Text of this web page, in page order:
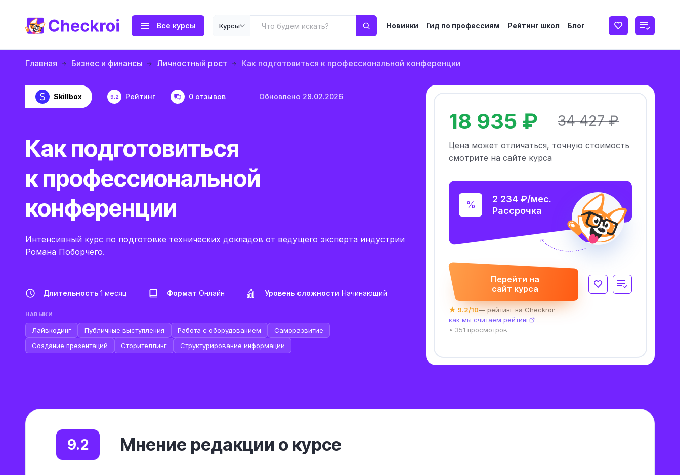
Все курсы Курсы Новинки Гид по профессиям Рейтинг школ Блог
Главная Бизнес и финансы Личностный рост Как подготовиться к профессиональной конференции
Skillbox 9.2 Рейтинг 0 отзывов Обновлено 28.02.2026
Как подготовиться
к профессиональной
конференции
Интенсивный курс по подготовке технических докладов от ведущего эксперта индустрии
Романа Поборчего.
Длительность 1 месяц Формат Онлайн Уровень сложности Начинающий
НАВЫКИ
Лайвкодинг Публичные выступления Работа с оборудованием
Саморазвитие
Создание презентаций
Сторителлинг Структурирование информации
18 935 ₽ 34 427 ₽
Цена может отличаться, точную стоимость
смотрите на сайте курса
2 234 ₽/мес.
Рассрочка
Перейти на
сайт курса
★ 9.2/10— рейтинг на Checkroi·
как мы считаем рейтинг
• 351 просмотров
Мнение редакции о курсе
9.2